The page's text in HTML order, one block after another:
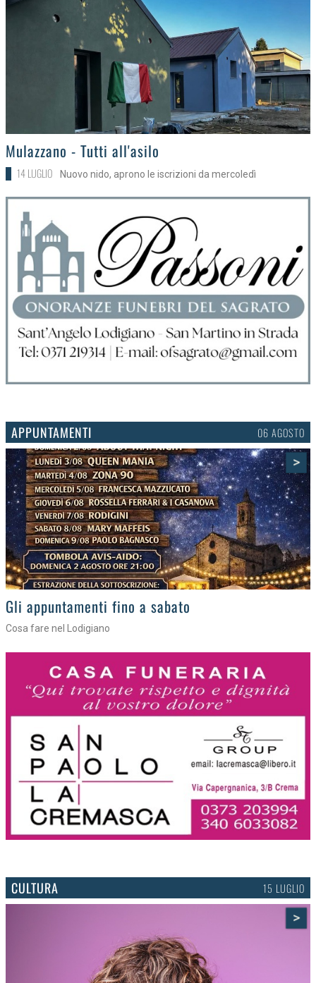
>Mulazzano - Tutti all'asilo
14 LUGLIO Nuovo nido, aprono le iscrizioni da mercoledì
APPUNTAMENTI 03 AGOSTO
>
Gli eventi della settimana
Tra torte, cinema e musica live
CULTURA 15 LUGLIO
>